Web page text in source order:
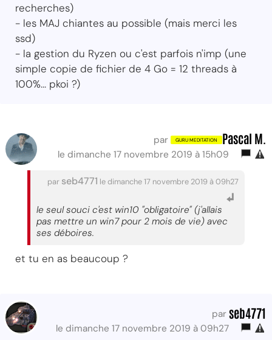
recherches)
- les MAJ chiantes au possible (mais merci les
ssd)
- la gestion du Ryzen ou c'est parfois n'imp (une
simple copie de fichier de 4 Go = 12 threads à
100%... pkoi ?)
par Pascal M.
le dimanche 17 novembre 2019 à 15h09
par seb4771 le dimanche 17 novembre 2019 à 09h27
le seul souci c'est win10 "obligatoire" (j'allais
pas mettre un win7 pour 2 mois de vie) avec
ses déboires.
et tu en as beaucoup ?
par seb4771
le dimanche 17 novembre 2019 à 09h27